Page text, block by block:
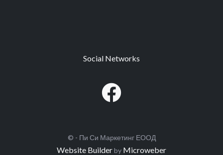
Social Networks
© - Пи Си Маркетинг ЕООД
Website Builderby Microweber